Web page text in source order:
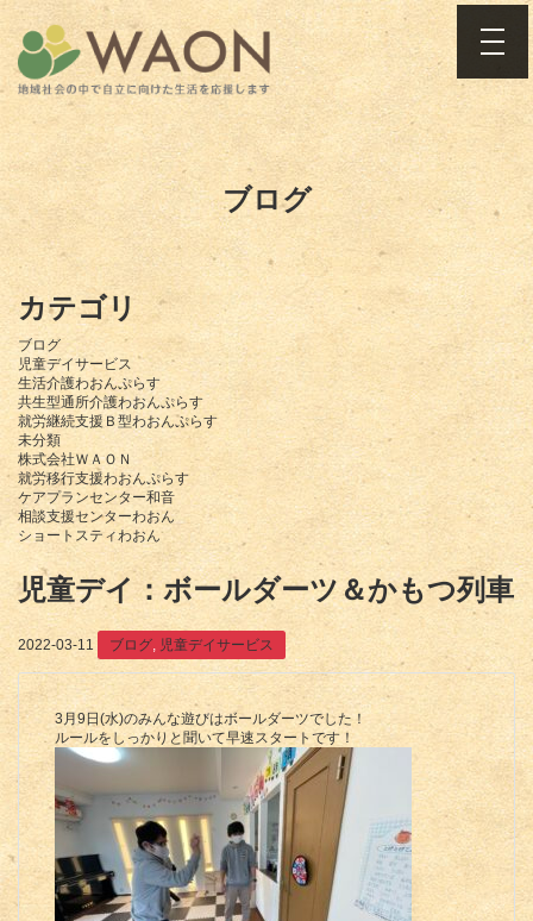
ブログ
カテゴリ
ブログ
児童デイサービス
生活介護わおんぷらす
共生型通所介護わおんぷらす
就労継続支援Ｂ型わおんぷらす
未分類
株式会社ＷＡＯＮ
就労移行支援わおんぷらす
ケアプランセンター和音
相談支援センターわおん
ショートスティわおん
児童デイ：ボールダーツ＆かもつ列車
2022-03-11 ブログ, 児童デイサービス
3月9日(水)のみんな遊びはボールダーツでした！
ルールをしっかりと聞いて早速スタートです！